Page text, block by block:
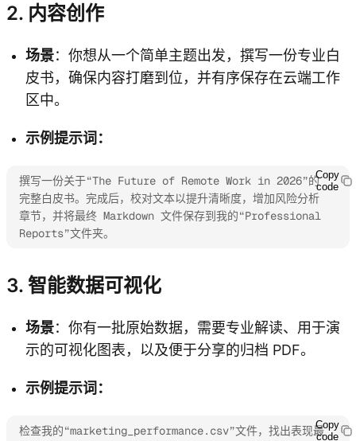
2. 内容创作
场景：你想从一个简单主题出发，撰写一份专业白
皮书，确保内容打磨到位，并有序保存在云端工作
区中。
示例提示词：
撰写一份关于“The Future of Remote Work in 2026”的
完整白皮书。完成后，校对文本以提升清晰度，增加风险分析
章节，并将最终 Markdown 文件保存到我的“Professional
Reports”文件夹。
Copy
code
3. 智能数据可视化
场景：你有一批原始数据，需要专业解读、用于演
示的可视化图表，以及便于分享的归档 PDF。
示例提示词：
检查我的“marketing_performance.csv”文件，找出表现最Copy
code